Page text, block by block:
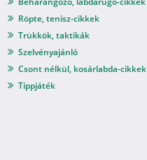
Röpte, tenisz-cikkek
Trükkök, taktikák
Szelvényajánló
Csont nélkül, kosárlabda-cikkek
Tippjáték